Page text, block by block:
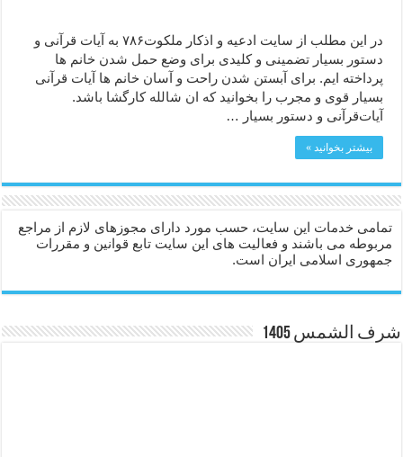
در این مطلب از سایت ادعیه و اذکار ملکوت۷۸۶ به آیات قرآنی و
دستور بسیار تضمینی و کلیدی برای وضع حمل شدن خانم ها
پرداخته ایم. برای آبستن شدن راحت و آسان خانم ها آیات قرآنی
بسیار قوی و مجرب را بخوانید که ان شالله کارگشا باشد.
آیات‌قرآنی و دستور بسیار …
بیشتر بخوانید »
تمامی خدمات این سایت، حسب مورد دارای مجوزهای لازم از مراجع
مربوطه می باشند و فعالیت های این سایت تابع قوانین و مقررات
جمهوری اسلامی ایران است.
شرف الشمس 1405